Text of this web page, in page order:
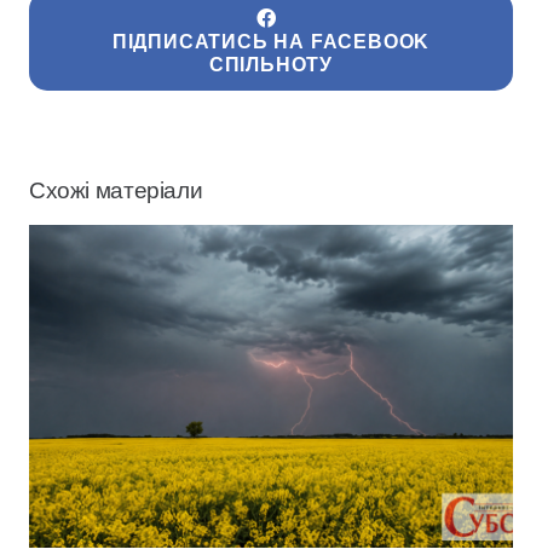
ПІДПИСАТИСЬ НА FACEBOOK
СПІЛЬНОТУ
Схожі матеріали